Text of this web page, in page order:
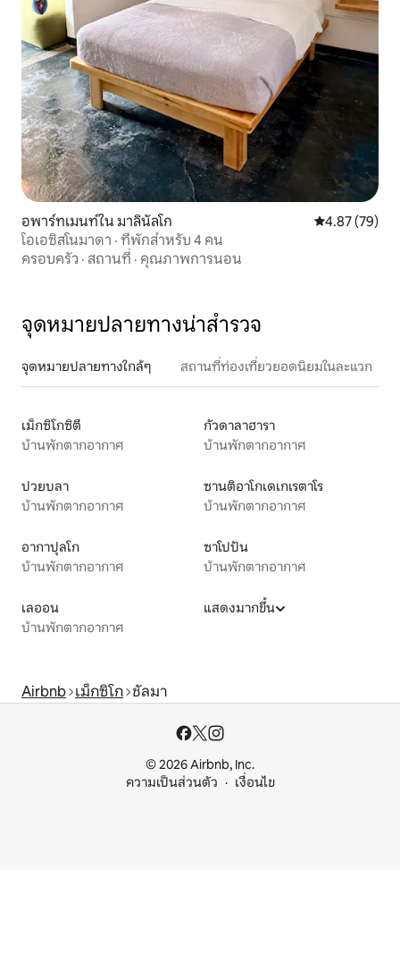
อพาร์ทเมนท์ใน มาลินัลโก คะแนนเฉลี่ย
4.87 (79)
โอเอซิสโนมาดา · ที่พักสำหรับ 4 คน
ครอบครัว · สถานที่ · คุณภาพการนอน
จุดหมายปลายทางน่าสำรวจ
จุดหมายปลายทางใกล้ๆ สถานที่ท่องเที่ยวยอดนิยมในละแวก
เม็กซิโกซิตี
บ้านพักตากอากาศ
กัวดาลาฮารา
บ้านพักตากอากาศ
ปวยบลา
บ้านพักตากอากาศ
ซานติอาโกเดเกเรตาโร
บ้านพักตากอากาศ
อากาปุลโก
บ้านพักตากอากาศ
ซาโปปัน
บ้านพักตากอากาศ
เลออน
บ้านพักตากอากาศ
แสดงมากขึ้น
Airbnb เม็กซิโก ชัลมา
© 2026 Airbnb, Inc.
ความเป็นส่วนตัว
เงื่อนไข